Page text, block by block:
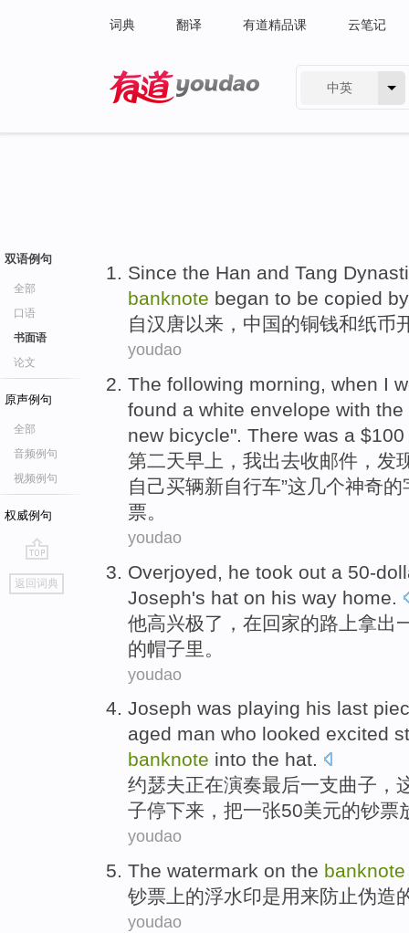
词典 翻译 有道精品课 云笔记
中英
双语例句
全部
口语
书面语
论文
原声例句
全部
音频例句
视频例句
权威例句
go
top
返回词典
Since the Han and Tang
banknote began to be copied by
自汉唐以来， 中国的铜钱和纸币
youdao
The following morning, when I
found a white envelope with the
new bicycle". There was a $100
第二天早上 ， 我出去收邮件 ， 发
自己买辆新自行车”这 几个神奇的
票。
youdao
Overjoyed, he took out a 50-
Joseph's hat on his way home.
他高兴极了，在回家的路上拿出
的帽子里。
youdao
Joseph was playing his last
aged man who looked excited
banknote into the hat.
约瑟夫正在演奏最后一支曲子，
子停下来，把一张50美元的钞票
youdao
The watermark on the banknote
钞票 上的浮水印是用来防止伪造
youdao